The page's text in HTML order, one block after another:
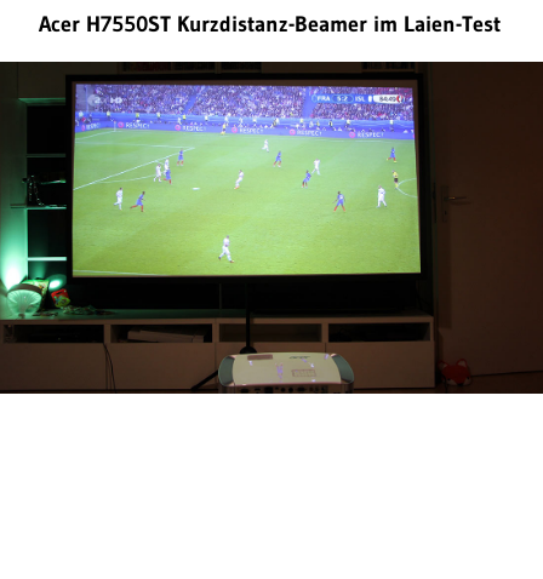
Acer H7550ST Kurzdistanz-Beamer im Laien-Test